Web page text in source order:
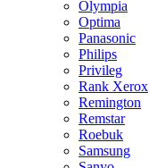
Olympia
Optima
Panasonic
Philips
Privileg
Rank Xerox
Remington
Remstar
Roebuk
Samsung